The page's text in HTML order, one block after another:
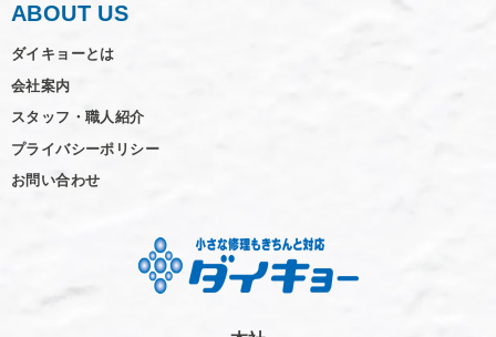
ABOUT US
ダイキョーとは
会社案内
スタッフ・職人紹介
プライバシーポリシー
お問い合わせ